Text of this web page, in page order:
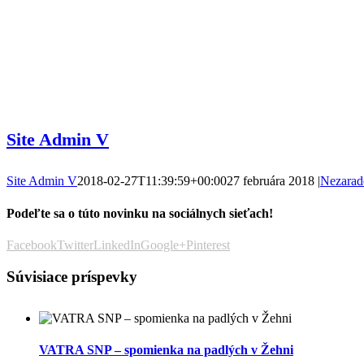
Site Admin V
Site Admin V2018-02-27T11:39:59+00:0027 februára 2018 |
Podeľte sa o túto novinku na sociálnych sieťach!
FacebookTwitterLinkedInGoogle+Pinterest
Súvisiace príspevky
VATRA SNP – spomienka na padlých v Žehni